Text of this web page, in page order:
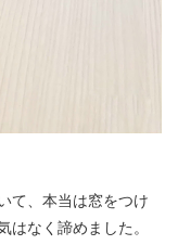
て、本当は窓をつけ
はなく諦めました。